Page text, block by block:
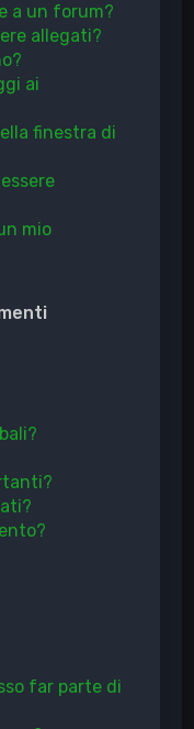
a un forum?
allegati?
ai
finestra di
mio
far parte di